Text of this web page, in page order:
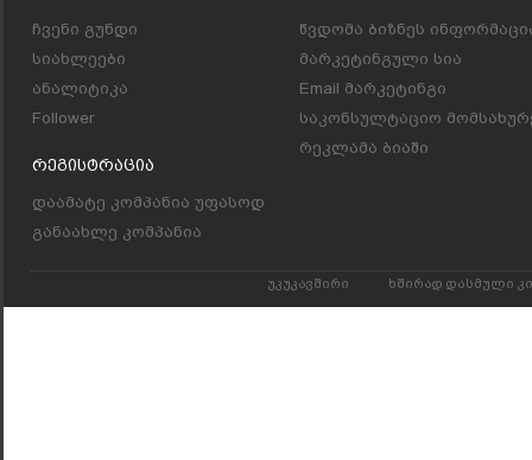
ჩვენი გუნდი
სიახლეები
ანალიტიკა
Follower
Რეგისტრაცია
დაამატე კომპანია უფასოდ
განაახლე კომპანია
წვდომა ბიზნეს
მარკეტინგული სია
Email მარკეტინგი
საკონსულტაციო
რეკლამა ბიაში
უკუკავშირი ხშირად დასმული